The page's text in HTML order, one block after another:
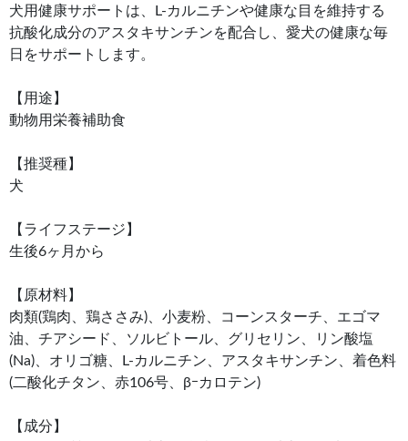
犬用健康サポートは、L-カルニチンや健康な目を維持する
抗酸化成分のアスタキサンチンを配合し、愛犬の健康な毎
日をサポートします。
【用途】
動物用栄養補助食
【推奨種】
犬
【ライフステージ】
生後6ヶ月から
【原材料】
肉類(鶏肉、鶏ささみ)、小麦粉、コーンスターチ、エゴマ
油、チアシード、ソルビトール、グリセリン、リン酸塩
(Na)、オリゴ糖、L-カルニチン、アスタキサンチン、着色料
(二酸化チタン、赤106号、βｰカロテン)
【成分】